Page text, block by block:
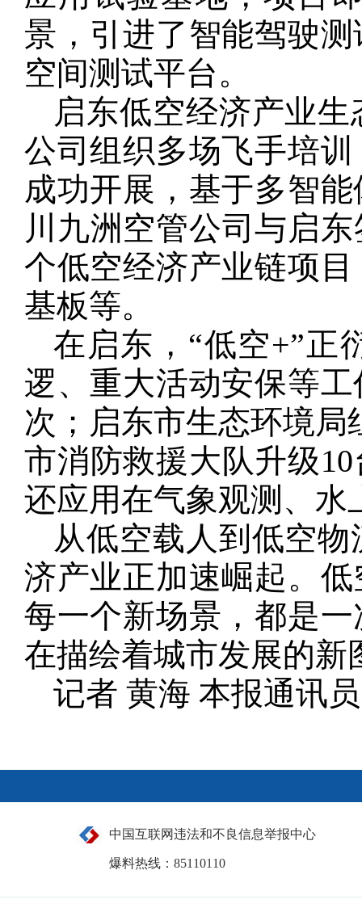
景，引进了智能驾驶
空间测试平台。
启东低空经济产业
公司组织多场飞手培
成功开展，基于多智
川九洲空管公司与启
个低空经济产业链项
基板等。
在启东，“低空+”正
逻、重大活动安保等
次；启东市生态环境局
市消防救援大队升级
还应用在气象观测、水
从低空载人到低空
济产业正加速崛起。
每一个新场景，都是
在描绘着城市发展的新
记者 黄海 本报通讯
中国互联网违法和不良信息举报中心
爆料热线：85110110